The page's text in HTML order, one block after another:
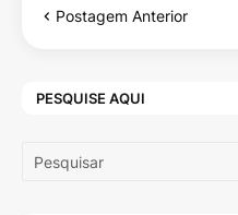
Postagem Anterior
PESQUISE AQUI